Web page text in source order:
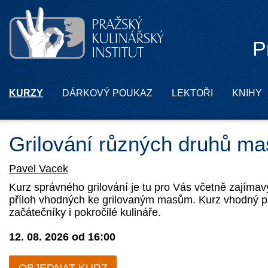
KURZY DÁRKOVÝ POUKAZ LEKTOŘI KNIHY
Grilování různých druhů
Pavel Vacek
Kurz správného grilování je tu pro Vás včetně
příloh vhodných ke grilovaným masům. Kurz vhodný
začátečníky i pokročilé kulináře.
12. 08. 2026 od 16:00